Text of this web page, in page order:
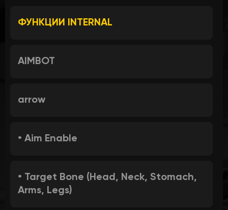
ФУНКЦИИ INTERNAL
AIMBOT
arrow
• Aim Enable
• Target Bone (Head, Neck, Stomach,
Arms, Legs)